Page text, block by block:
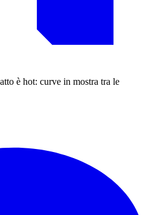
è hot: curve in mostra tra le